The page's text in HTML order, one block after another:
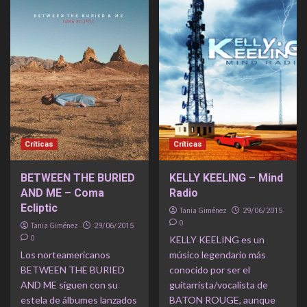
Críticas
BETWEEN THE BURIED
AND ME – Coma
Ecliptic
Tania Giménez 29/06/2015
0
Los norteamericanos
BETWEEN THE BURIED
AND ME siguen con su
estela de álbumes lanzados
Críticas
KELLY KEELING – Mind
Radio
Tania Giménez 29/06/2015
0
KELLY KEELING es un
músico legendario más
conocido por ser el
guitarrista/vocalista de
BATON ROUGE, aunque